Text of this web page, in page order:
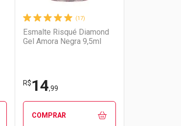
(17)
Esmalte Risqué Diamond
Gel Amora Negra 9,5ml
R$14,99
COMPRAR